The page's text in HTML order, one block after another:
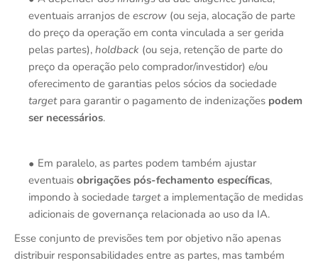
eventuais arranjos de escrow (ou seja, alocação de parte
do preço da operação em conta vinculada a ser gerida
pelas partes), holdback (ou seja, retenção de parte do
preço da operação pelo comprador/investidor) e/ou
oferecimento de garantias pelos sócios da sociedade
targetpara garantir o pagamento de indenizações podem
ser necessários.
Em paralelo, as partes podem também ajustar
eventuais obrigações pós-fechamento específicas,
impondo à sociedade targeta implementação de medidas
adicionais de governança relacionada ao uso da IA.
Esse conjunto de previsões tem por objetivo não apenas
distribuir responsabilidades entre as partes, mas também